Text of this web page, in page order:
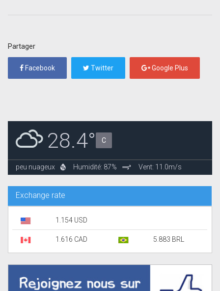
Partager
Facebook Twitter Google Plus
28.4° C
peu nuageux Humidité: 87% Vent: 11.0m/s
Exchange rate
1.154 USD
1.616 CAD 5.883 BRL